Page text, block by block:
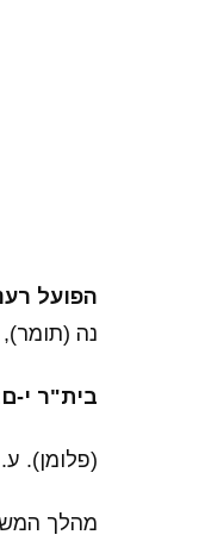
הפועל
נה
בית"ר י-ם
(פלומן).
מהלך